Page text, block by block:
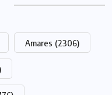
Amares (2306)